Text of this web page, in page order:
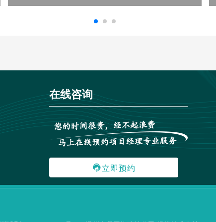
在线咨询
立即预约